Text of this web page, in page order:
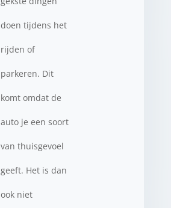
doen tijdens het
rijden of
parkeren. Dit
komt omdat de
auto je een soort
van thuisgevoel
geeft. Het is dan
ook niet